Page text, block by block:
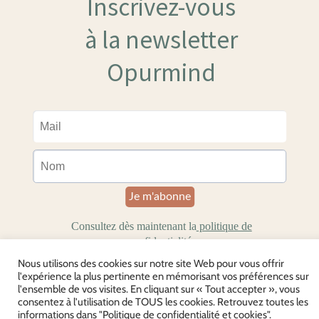
Nous utilisons des cookies sur notre site Web pour vous offrir
l'expérience la plus pertinente en mémorisant vos préférences sur
l'ensemble de vos visites. En cliquant sur « Tout accepter », vous
consentez à l'utilisation de TOUS les cookies. Retrouvez toutes les
informations dans "Politique de confidentialité et cookies".